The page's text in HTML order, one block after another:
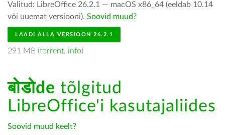
Valitud: LibreOffice 26.2.1 — macOS x86_64 (eeldab 10.14
või uuemat versiooni). Soovid muud?
LAADI ALLA VERSIOON 26.2.1
291 MB (torrent, info)
बोडोde tõlgitud
LibreOffice'i kasutajaliides
Soovid muud keelt?